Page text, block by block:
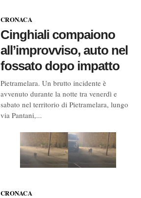
CRONACA
Cinghiali compaiono
all’improvviso, auto nel
fossato dopo impatto
Pietramelara. Un brutto incidente è
avvenuto durante la notte tra venerdì e
sabato nel territorio di Pietramelara, lungo
via Pantani,...
CRONACA